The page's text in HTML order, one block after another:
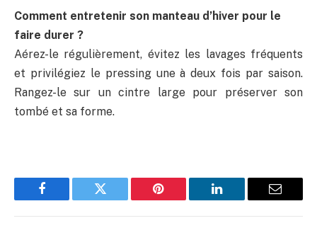
Comment entretenir son manteau d’hiver pour le
faire durer ?
Aérez-le régulièrement, évitez les lavages fréquents
et privilégiez le pressing une à deux fois par saison.
Rangez-le sur un cintre large pour préserver son
tombé et sa forme.
Facebook Twitter Pinterest LinkedIn Email